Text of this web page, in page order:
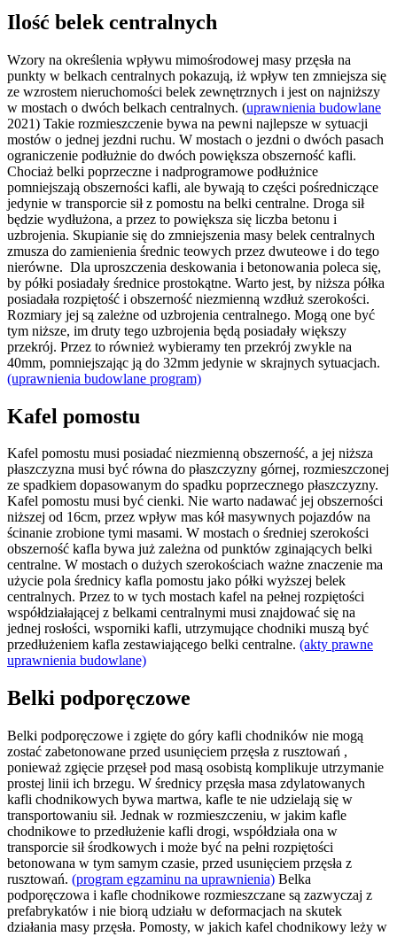
Ilość belek centralnych
Wzory na określenia wpływu mimośrodowej masy przęsła na
punkty w belkach centralnych pokazują, iż wpływ ten zmniejsza się
ze wzrostem nieruchomości belek zewnętrznych i jest on najniższy
w mostach o dwóch belkach centralnych. (uprawnienia budowlane
2021) Takie rozmieszczenie bywa na pewni najlepsze w sytuacji
mostów o jednej jezdni ruchu. W mostach o jezdni o dwóch pasach
ograniczenie podłużnie do dwóch powiększa obszerność kafli.
Chociaż belki poprzeczne i nadprogramowe podłużnice
pomniejszają obszerności kafli, ale bywają to części pośredniczące
jedynie w transporcie sił z pomostu na belki centralne. Droga sił
będzie wydłużona, a przez to powiększa się liczba betonu i
uzbrojenia. Skupianie się do zmniejszenia masy belek centralnych
zmusza do zamienienia średnic teowych przez dwuteowe i do tego
nierówne. Dla uproszczenia deskowania i betonowania poleca się,
by półki posiadały średnice prostokątne. Warto jest, by niższa półka
posiadała rozpiętość i obszerność niezmienną wzdłuż szerokości.
Rozmiary jej są zależne od uzbrojenia centralnego. Mogą one być
tym niższe, im druty tego uzbrojenia będą posiadały większy
przekrój. Przez to również wybieramy ten przekrój zwykle na
40mm, pomniejszając ją do 32mm jedynie w skrajnych sytuacjach.
(uprawnienia budowlane program)
Kafel pomostu
Kafel pomostu musi posiadać niezmienną obszerność, a jej niższa
płaszczyzna musi być równa do płaszczyzny górnej, rozmieszczonej
ze spadkiem dopasowanym do spadku poprzecznego płaszczyzny.
Kafel pomostu musi być cienki. Nie warto nadawać jej obszerności
niższej od 16cm, przez wpływ mas kół masywnych pojazdów na
ścinanie zrobione tymi masami. W mostach o średniej szerokości
obszerność kafla bywa już zależna od punktów zginających belki
centralne. W mostach o dużych szerokościach ważne znaczenie ma
użycie pola średnicy kafla pomostu jako półki wyższej belek
centralnych. Przez to w tych mostach kafel na pełnej rozpiętości
współdziałającej z belkami centralnymi musi znajdować się na
jednej rosłości, wsporniki kafli, utrzymujące chodniki muszą być
przedłużeniem kafla zestawiającego belki centralne. (akty prawne
uprawnienia budowlane)
Belki podporęczowe
Belki podporęczowe i zgięte do góry kafli chodników nie mogą
zostać zabetonowane przed usunięciem przęsła z rusztowań ,
ponieważ zgięcie przęseł pod masą osobistą komplikuje utrzymanie
prostej linii ich brzegu. W średnicy przęsła masa zdylatowanych
kafli chodnikowych bywa martwa, kafle te nie udzielają się w
transportowaniu sił. Jednak w rozmieszczeniu, w jakim kafle
chodnikowe to przedłużenie kafli drogi, współdziała ona w
transporcie sił środkowych i może być na pełni rozpiętości
betonowana w tym samym czasie, przed usunięciem przęsła z
rusztowań. (program egzaminu na uprawnienia) Belka
podporęczowa i kafle chodnikowe rozmieszczane są zazwyczaj z
prefabrykatów i nie biorą udziału w deformacjach na skutek
działania masy przęsła. Pomosty, w jakich kafel chodnikowy leży w